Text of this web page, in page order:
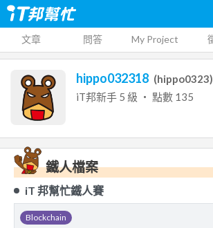
文章 問答 My Project
hippo032318 (hippo0323)
iT邦新手 5 級 ‧ 點數 135
鐵人檔案
iT 邦幫忙鐵人賽
Blockchain